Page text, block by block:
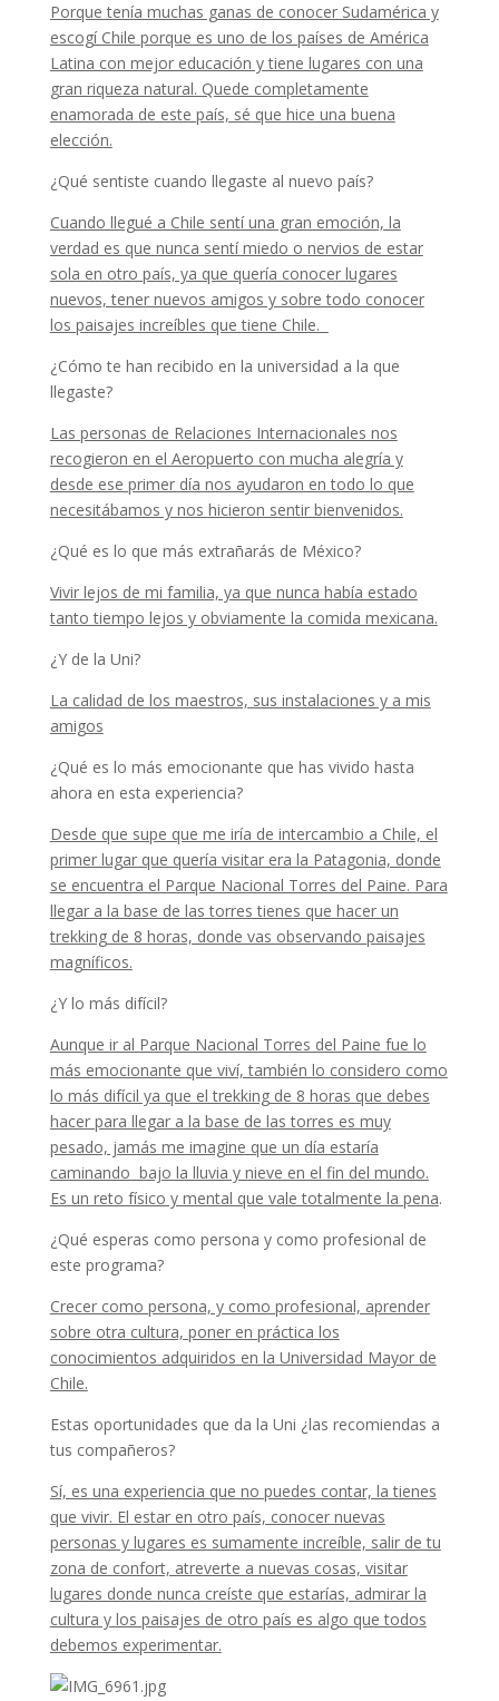
Porque tenía muchas ganas de conocer Sudamérica y
escogí Chile porque es uno de los países de América
Latina con mejor educación y tiene lugares con una
gran riqueza natural. Quede completamente
enamorada de este país, sé que hice una buena
elección.
¿Qué sentiste cuando llegaste al nuevo país?
Cuando llegué a Chile sentí una gran emoción, la
verdad es que nunca sentí miedo o nervios de estar
sola en otro país, ya que quería conocer lugares
nuevos, tener nuevos amigos y sobre todo conocer
los paisajes increíbles que tiene Chile.
¿Cómo te han recibido en la universidad a la que
llegaste?
Las personas de Relaciones Internacionales nos
recogieron en el Aeropuerto con mucha alegría y
desde ese primer día nos ayudaron en todo lo que
necesitábamos y nos hicieron sentir bienvenidos.
¿Qué es lo que más extrañarás de México?
Vivir lejos de mi familia, ya que nunca había estado
tanto tiempo lejos y obviamente la comida mexicana.
¿Y de la Uni?
La calidad de los maestros, sus instalaciones y a mis
amigos
¿Qué es lo más emocionante que has vivido hasta
ahora en esta experiencia?
Desde que supe que me iría de intercambio a Chile, el
primer lugar que quería visitar era la Patagonia, donde
se encuentra el Parque Nacional Torres del Paine. Para
llegar a la base de las torres tienes que hacer un
trekking de 8 horas, donde vas observando paisajes
magníficos.
¿Y lo más difícil?
Aunque ir al Parque Nacional Torres del Paine fue lo
más emocionante que viví, también lo considero como
lo más difícil ya que el trekking de 8 horas que debes
hacer para llegar a la base de las torres es muy
pesado, jamás me imagine que un día estaría
caminando bajo la lluvia y nieve en el fin del mundo.
Es un reto físico y mental que vale totalmente la pena.
¿Qué esperas como persona y como profesional de
este programa?
Crecer como persona, y como profesional, aprender
sobre otra cultura, poner en práctica los
conocimientos adquiridos en la Universidad Mayor de
Chile.
Estas oportunidades que da la Uni ¿las recomiendas a
tus compañeros?
Sí, es una experiencia que no puedes contar, la tienes
que vivir. El estar en otro país, conocer nuevas
personas y lugares es sumamente increíble, salir de tu
zona de confort, atreverte a nuevas cosas, visitar
lugares donde nunca creíste que estarías, admirar la
cultura y los paisajes de otro país es algo que todos
debemos experimentar.